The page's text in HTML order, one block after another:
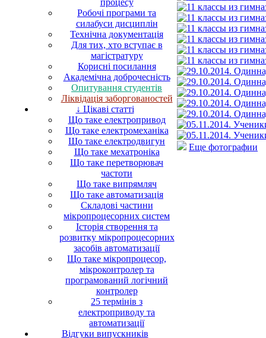
процесу
Робочі програми та
силабуси дисциплін
Технічна документація
Для тих, хто вступає в
магістратуру
Корисні посилання
Академічна доброчесність
Опитування студентів
Ліквідація заборгованостей
↓ Цікаві статті
Що таке електропривод
Що таке електромеханіка
Що таке електродвигун
Що таке мехатроніка
Що таке перетворювач
частоти
Що таке випрямляч
Що таке автоматизація
Складові частини
мікропроцесорних систем
Історія створення та
розвитку мікропроцесорних
засобів автоматизації
Що таке мікропроцесор,
мікроконтролер та
програмований логічний
контролер
25 термінів з
електроприводу та
автоматизації
Відгуки випускників
Еще фотографии